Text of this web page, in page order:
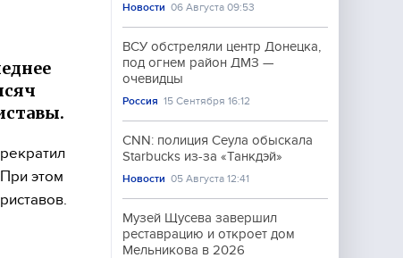
этом
Новости 06 Августа 09:53
ВСУ обстреляли центр Донецка,
под огнем район ДМЗ —
очевидцы
Россия 15 Сентября 16:12
CNN: полиция Сеула обыскала
Starbucks из-за «Танкдэй»
Новости 05 Августа 12:41
Музей Щусева завершил
реставрацию и откроет дом
Мельникова в 2026